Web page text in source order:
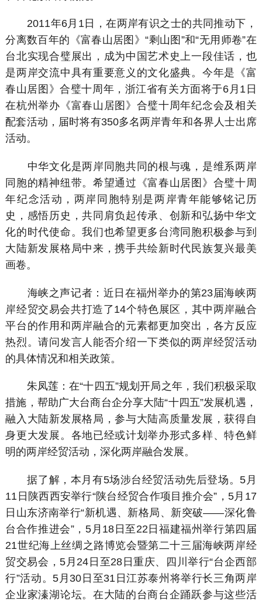
2011年6月1日，在两岸有识之士的共同推动下，
分离数百年的《富春山居图》“剩山图”和“无用师卷”在
台北实现合璧展出，成为中国艺术史上一段佳话，也
是两岸交流中具有重要意义的文化盛典。今年是《富
春山居图》合璧十周年，浙江省有关方面将于6月1日
在杭州举办《富春山居图》合璧十周年纪念会及相关
配套活动，届时将有350多名两岸青年和各界人士出席
活动。
中华文化是两岸同胞共同的根与魂，是维系两岸
同胞的精神纽带。希望通过《富春山居图》合璧十周
年纪念活动，两岸同胞特别是两岸青年能够铭记历
史，感悟历史，共同肩负起传承、创新和弘扬中华文
化的时代使命。我们也希望更多台湾同胞积极参与到
大陆新发展格局中来，携手共绘新时代民族复兴最美
画卷。
海峡之声记者：近日在福州举办的第23届海峡两
岸经贸交易会共打造了14个特色展区，其中两岸融合
平台的作用和两岸融合的元素都更加突出，各方反应
热烈。请问发言人能否介绍一下类似的两岸经贸活动
的具体情况和相关政策。
朱凤莲：在“十四五”规划开局之年，我们积极采取
措施，帮助广大台商台企分享大陆“十四五”发展机遇，
融入大陆新发展格局，参与大陆高质量发展，获得自
身更大发展。各地已经或计划举办形式多样、特色鲜
明的两岸经贸活动，深化两岸融合发展。
据了解，本月有5场涉台经贸活动先后登场。5月
11日陕西西安举行“陕台经贸合作项目推介会”，5月17
日山东济南举行“新机遇、新格局、新突破——深化鲁
台合作推进会”，5月18日至22日福建福州举行第四届
21世纪海上丝绸之路博览会暨第二十三届海峡两岸经
贸交易会，5月24日至28日重庆、四川举行“台企西部
行”活动。5月30日至31日江苏泰州将举行长三角两岸
企业家溱湖论坛。在大陆的台商台企踊跃参与这些活